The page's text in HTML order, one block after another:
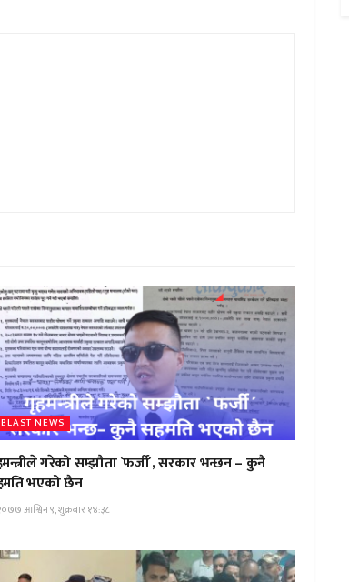
BLAST NEWS
गरेको सम्झौता `फर्जी´, सरकार भन्छन – कुनै
भएको छैन
आश्विन ९, शुक्रबार १४:३८